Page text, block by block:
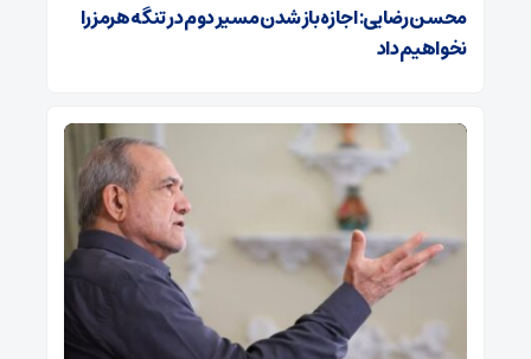
محسن رضایی: اجازه باز شدن مسیر دوم در تنگه هرمز را
نخواهیم داد